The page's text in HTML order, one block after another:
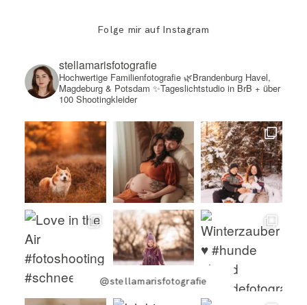
Folge mir auf Instagram
@stellamarisfotografie
stellamarisfotografie
Hochwertige Familienfotografie🌿Brandenburg Havel,
Magdeburg & Potsdam ✨Tageslichtstudio in BrB + über
100 Shootingkleider